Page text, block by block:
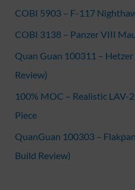
COBI 5903 – F-117
COBI 3138 – Panzer VIII
Quan Guan 100311 –
Review)
100% MOC – Realistic LAV-
Piece
QuanGuan 100303 –
Build Review)